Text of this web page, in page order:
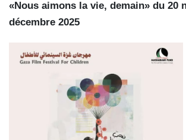
«Nous aimons la vie, demain» du 20
décembre 2025